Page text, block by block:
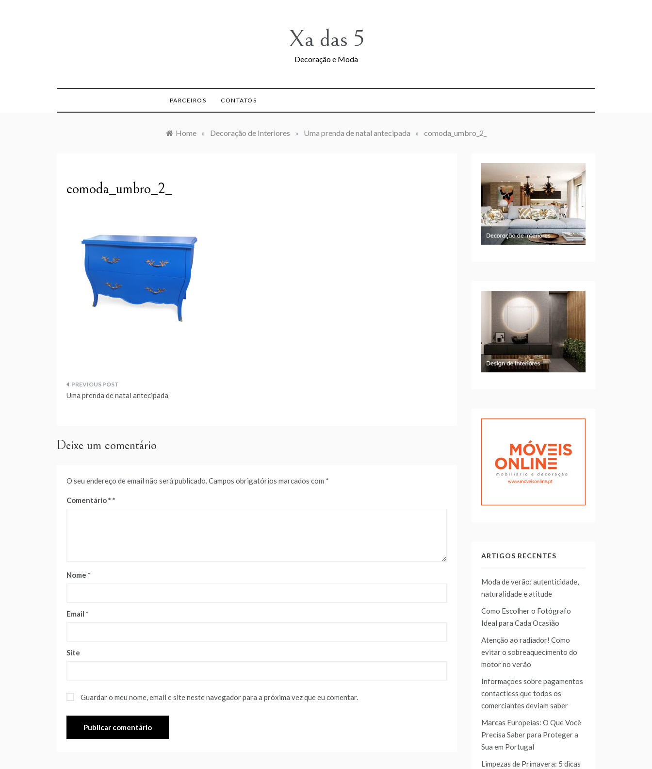
Xa das 5
Decoração e Moda
PARCEIROS CONTATOS
Home » Decoração de Interiores » Uma prenda de natal antecipada » comoda_umbro_2_
comoda_umbro_2_
Navegação
Uma prenda de natal antecipada
Deixe um comentário
O seu endereço de email não será publicado.Campos obrigatórios marcados com *
Comentário*
Nome *
Email *
Site
Guardar o meu nome, email e site neste navegador para a próxima vez que eu comentar.
ARTIGOS RECENTES
Moda de verão: autenticidade,
naturalidade e atitude
Como Escolher o Fotógrafo
Ideal para Cada Ocasião
Atenção ao radiador! Como
evitar o sobreaquecimento do
motor no verão
Informações sobre pagamentos
contactless que todos os
comerciantes deviam saber
Marcas Europeias: O Que Você
Precisa Saber para Proteger a
Sua em Portugal
Limpezas de Primavera: 5 dicas